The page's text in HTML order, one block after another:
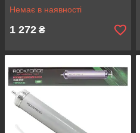
(L-170мм) та гнучким (L-
330мм) наконечником
Немає в наявності
1 272 ₴